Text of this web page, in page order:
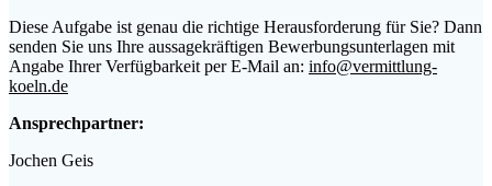
Diese Aufgabe ist genau die richtige Herausforderung für Sie? Dann
senden Sie uns Ihre aussagekräftigen Bewerbungsunterlagen mit
Angabe Ihrer Verfügbarkeit per E-Mail an: info@vermittlung-
koeln.de
Ansprechpartner:
Jochen Geis